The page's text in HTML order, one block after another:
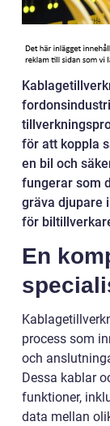
för att koppla
en bil och
fungerar som
gräva djupare
för
En
process som
och
Dessa kablar
funktioner,
data mellan